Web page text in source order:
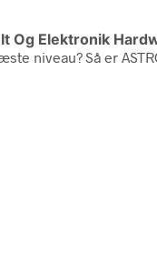
It Og Elektronik
niveau? Så er